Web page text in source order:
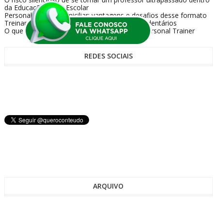
da Educação Física Escolar
Personal Trainer domiciliar: vantagens e desafios desse formato
Treinamento personalizado para iniciantes sedentários
O que os alunos realmente esperam de um Personal Trainer
REDES SOCIAIS
ARQUIVO